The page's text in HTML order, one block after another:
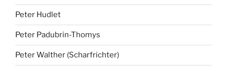
Peter Hudlet
Peter Padubrin-Thomys
Peter Walther (Scharfrichter)